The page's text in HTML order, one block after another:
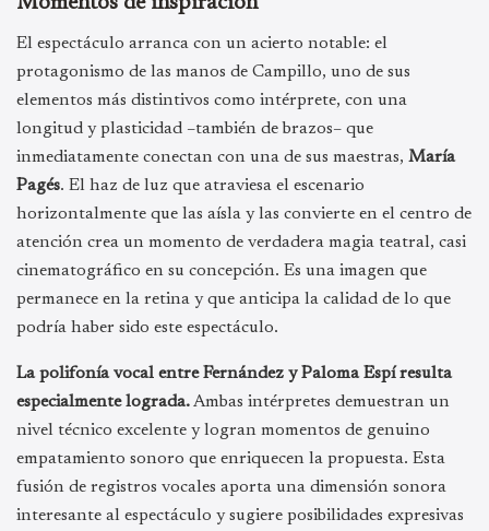
El espectáculo arranca con un acierto notable: el
protagonismo de las manos de Campillo, uno de sus
elementos más distintivos como intérprete, con una
longitud y plasticidad –también de brazos– que
inmediatamente conectan con una de sus maestras, María
Pagés. El haz de luz que atraviesa el escenario
horizontalmente que las aísla y las convierte en el centro de
atención crea un momento de verdadera magia teatral, casi
cinematográfico en su concepción. Es una imagen que
permanece en la retina y que anticipa la calidad de lo que
podría haber sido este espectáculo.
La polifonía vocal entre Fernández y Paloma Espí resulta
especialmente lograda.Ambas intérpretes demuestran un
nivel técnico excelente y logran momentos de genuino
empatamiento sonoro que enriquecen la propuesta. Esta
fusión de registros vocales aporta una dimensión sonora
interesante al espectáculo y sugiere posibilidades expresivas